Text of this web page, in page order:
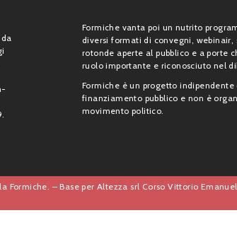
Formiche vanta poi un nutrito
diversi formati di convegni, webinair,
rotonde aperte al pubblico e a porte
ruolo importante e riconosciuto nel
Formiche è un progetto
finanziamento pubblico e non è
movimento politico.
Formiche. – Base per Altezza srl Corso Vittorio